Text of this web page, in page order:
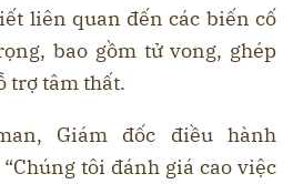
liên quan đến các biến cố
bao gồm tử vong, ghép
trợ tâm thất.
Giám đốc điều hành
tôi đánh giá cao việc